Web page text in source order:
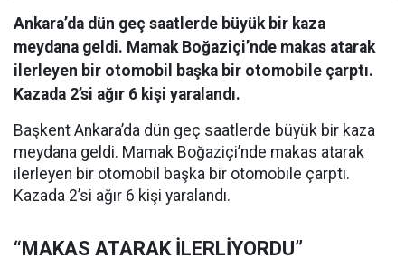
Ankara’da dün geç saatlerde büyük bir kaza
meydana geldi. Mamak Boğaziçi’nde makas atarak
ilerleyen bir otomobil başka bir otomobile çarptı.
Kazada 2’si ağır 6 kişi yaralandı.
Başkent Ankara’da dün geç saatlerde büyük bir kaza
meydana geldi. Mamak Boğaziçi’nde makas atarak
ilerleyen bir otomobil başka bir otomobile çarptı.
Kazada 2’si ağır 6 kişi yaralandı.
“MAKAS ATARAK İLERLİYORDU”